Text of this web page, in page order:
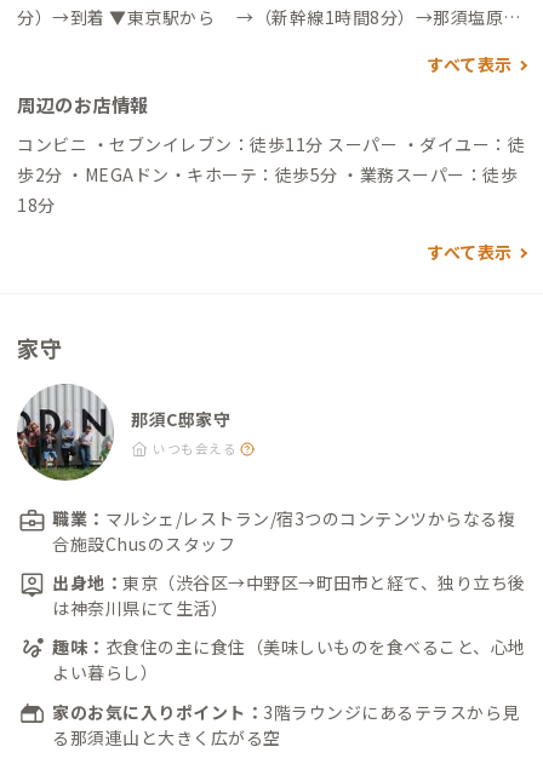
分）→到着 ▼東京駅から →（新幹線1時間8分）→那須塩原駅
スする場合 ▼東京駅から →（東北自動車道2時間4分）→黒
磯・板室IC→（一般道14分）→到着 ▼那須塩原駅から →（一
般道15分）→到着
すべて表示
周辺のお店情報
コンビニ ・セブンイレブン：徒歩11分 スーパー ・ダイユー：徒
歩2分 ・MEGAドン・キホーテ：徒歩5分 ・業務スーパー：徒歩
18分
すべて表示
家守
那須C邸家守
いつも会える
職業： マルシェ/レストラン/宿3つのコンテンツからなる複
合施設Chusのスタッフ
出身地： 東京（渋谷区→中野区→町田市と経て、独り立ち後
は神奈川県にて生活）
趣味： 衣食住の主に食住（美味しいものを食べること、心地
よい暮らし）
家のお気に入りポイント： 3階ラウンジにあるテラスから見
る那須連山と大きく広がる空